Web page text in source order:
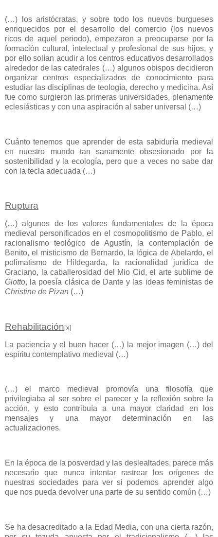
(…) los aristócratas, y sobre todo los nuevos burgueses
enriquecidos por el desarrollo del comercio (los nuevos
ricos de aquel periodo), empezaron a preocuparse por la
formación cultural, intelectual y profesional de sus hijos, y
por ello solían acudir a los centros educativos desarrollados
alrededor de las catedrales (…) algunos obispos decidieron
organizar centros especializados de conocimiento para
estudiar las disciplinas de teología, derecho y medicina. Así
fue como surgieron las primeras universidades, plenamente
eclesiásticas y con una aspiración al saber universal (…)
Cuánto tenemos que aprender de esta sabiduría medieval
en nuestro mundo tan sanamente obsesionado por la
sostenibilidad y la ecología, pero que a veces no sabe dar
con la tecla adecuada (…)
Ruptura
(…) algunos de los valores fundamentales de la época
medieval personificados en el cosmopolitismo de Pablo, el
racionalismo teológico de Agustín, la contemplación de
Benito, el misticismo de Bernardo, la lógica de Abelardo, el
polimatismo de Hildegarda, la racionalidad jurídica de
Graciano, la caballerosidad del Mio Cid, el arte sublime de
Giotto, la poesía clásica de Dante y las ideas feministas de
Christine de Pizan (…)
Rehabilitación [x]
La paciencia y el buen hacer (…) la mejor imagen (…) del
espíritu contemplativo medieval (…)
(…) el marco medieval promovía una filosofía que
privilegiaba al ser sobre el parecer y la reflexión sobre la
acción, y esto contribuía a una mayor claridad en los
mensajes y una mayor determinación en las
actualizaciones.
En la época de la posverdad y las deslealtades, parece más
necesario que nunca intentar rastrear los orígenes de
nuestras sociedades para ver si podemos aprender algo
que nos pueda devolver una parte de su sentido común (…)
Se ha desacreditado a la Edad Media, con una cierta razón,